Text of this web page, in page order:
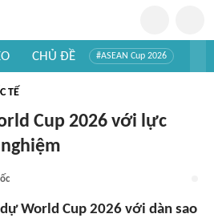
CHỦ ĐỀ #ASEAN Cup 2026
TẾ
Cup 2026 với lực
World Cup 2026 với dàn sao